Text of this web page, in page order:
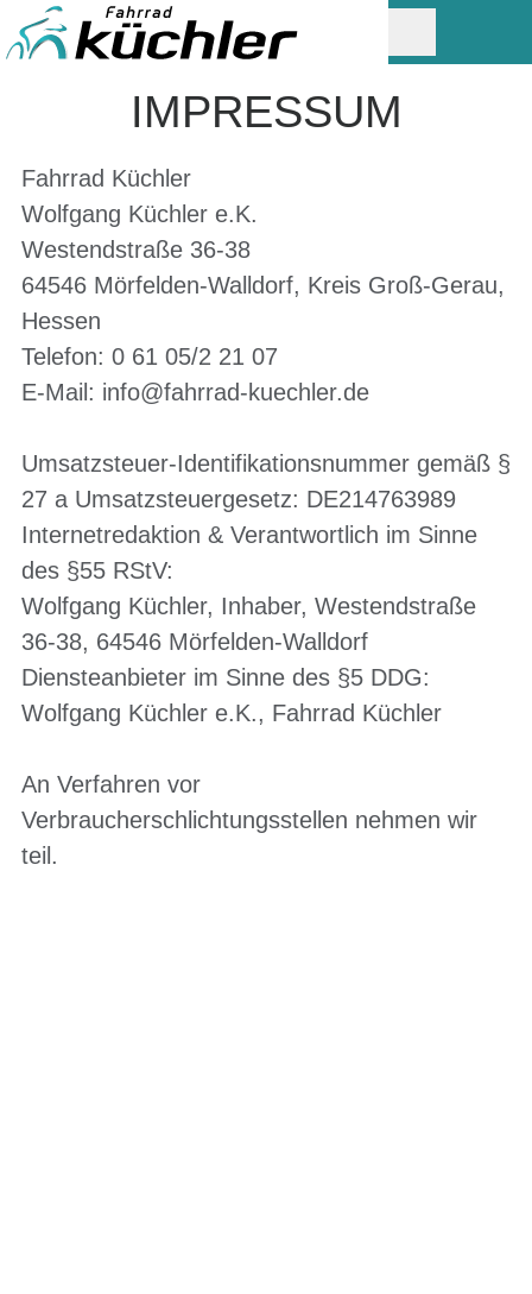
IMPRESSUM
Fahrrad Küchler
Wolfgang Küchler e.K.
Westendstraße 36-38
64546 Mörfelden-Walldorf, Kreis Groß-Gerau,
Hessen
Telefon: 0 61 05/2 21 07
E-Mail: info@fahrrad-kuechler.de
Umsatzsteuer-Identifikationsnummer gemäß §
27 a Umsatzsteuergesetz: DE214763989
Internetredaktion & Verantwortlich im Sinne
des §55 RStV:
Wolfgang Küchler, Inhaber, Westendstraße
36-38, 64546 Mörfelden-Walldorf
Diensteanbieter im Sinne des §5 DDG:
Wolfgang Küchler e.K., Fahrrad Küchler
An Verfahren vor
Verbraucherschlichtungsstellen nehmen wir
teil.